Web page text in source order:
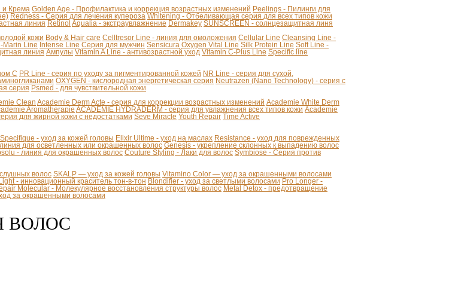
и Крема Golden Age - Профилактика и коррекция возрастных изменений Peelings - Пилинги для
Redness - Серия для лечения купероза Whitening - Отбеливающая серия для всех типов кожи
линия Retinol Aqualia - экстраувлажнение Dermakey SUNSCREEN - солнцезащитная линя
кожи Body & Hair care Celltresor Line - линия для омоложения Cellular Line Cleansing Line -
Marin Line Intense Line Серия для мужчин Sensicura Oxygen Vital Line Silk Protein Line Soft Line -
линия Ампулы Vitamin A Line - антивозрастной уход Vitamin C-Plus Line Specific line
С PR Line - серия по уходу за пигментированной кожей NR Line - серия для сухой,
OXYGEN - кислородная энергетическая серия Neutrazen (Nano Technology) - серия с
серия Psmed - для чувствительной кожи
Clean Academie Derm Acte - серия для коррекции возрастных изменений Academie White Derm
Aromatherapie ACADEMIE HYDRADERM - серия для увлажнения всех типов кожи Academie
для жирной кожи с недостатками Seve Miracle Youth Repair Time Active
Specifique - уход за кожей головы Elixir Ultime - уход на маслах Resistance - уход для поврежденных
для осветленных или окрашенных волос Genesis - укрепление склонных к выпадению волос
- линия для окрашенных волос Couture Styling - Лаки для волос Symbiose - Серия против
волос SKALP — уход за кожей головы Vitamino Color — уход за окрашенными волосами
- инновационный краситель тон-в-тон Blondifier - уход за светлыми волосами Pro Longer -
Molecular - Молекулярное восстановления структуры волос Metal Detox - предотвращение
за окрашенными волосами
ВОЛОС